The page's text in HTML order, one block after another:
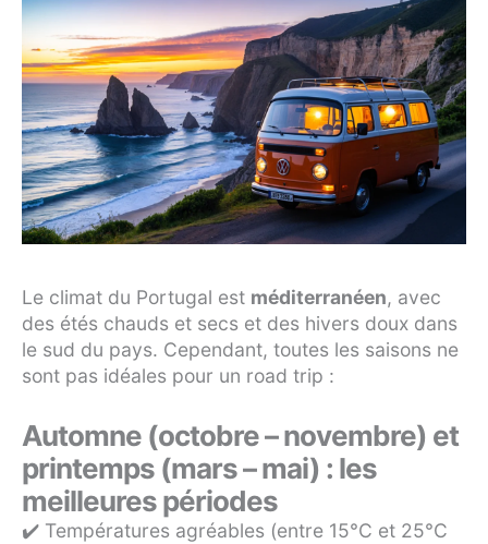
Le climat du Portugal est méditerranéen, avec
des étés chauds et secs et des hivers doux dans
le sud du pays. Cependant, toutes les saisons ne
sont pas idéales pour un road trip :
Automne (octobre – novembre) et
printemps (mars – mai) : les
meilleures périodes
✔️ Températures agréables (entre 15°C et 25°C